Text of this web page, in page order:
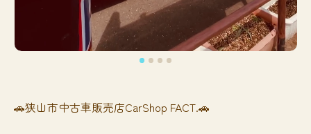
🚗狭山市中古車販売店CarShop FACT.🚗